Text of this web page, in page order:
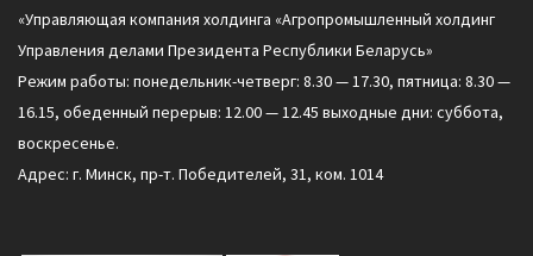
«Управляющая компания холдинга «Агропромышленный холдинг
Управления делами Президента Республики Беларусь»
Режим работы: понедельник-четверг: 8.30 — 17.30, пятница: 8.30 —
16.15, обеденный перерыв: 12.00 — 12.45 выходные дни: суббота,
воскресенье.
Адрес: г. Минск, пр-т. Победителей, 31, ком. 1014